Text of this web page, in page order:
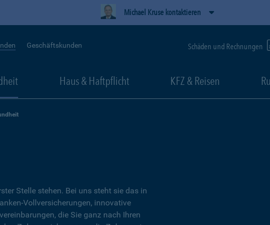
Michael Kruse kontaktieren
Geschäftskunden Schäden und Rechnungen
Haus & Haftpflicht KFZ & Reisen
Stelle stehen. Bei uns steht sie das in
Vollversicherungen, innovative
die Sie ganz nach Ihren